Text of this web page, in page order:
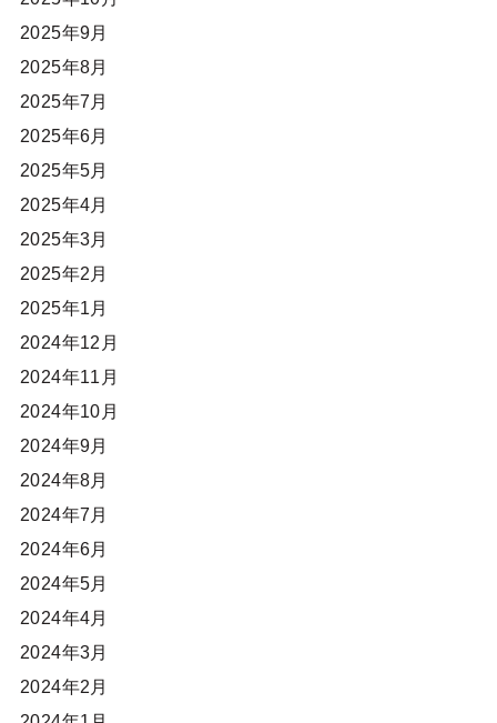
2025年9月
2025年8月
2025年7月
2025年6月
2025年5月
2025年4月
2025年3月
2025年2月
2025年1月
2024年12月
2024年11月
2024年10月
2024年9月
2024年8月
2024年7月
2024年6月
2024年5月
2024年4月
2024年3月
2024年2月